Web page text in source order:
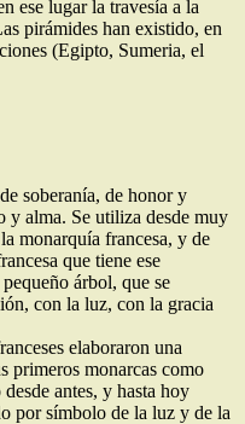
ese lugar la travesía a la
pirámides han existido, en
(Egipto, Sumeria, el
soberanía, de honor y
y alma. Se utiliza desde muy
monarquía francesa, y de
que tiene ese
árbol, que se
con la luz, con la gracia
elaboraron una
primeros monarcas como
antes, y hasta hoy
por símbolo de la luz y de la